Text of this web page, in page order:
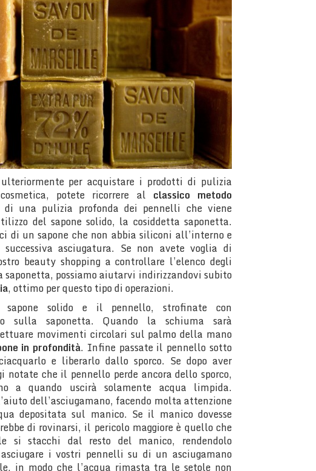
per acquistare i prodotti di pulizia
potete ricorrere al classico metodo
una pulizia profonda dei pennelli che viene
del sapone solido, la cosiddetta saponetta.
di un sapone che non abbia siliconi all’interno e
asciugatura. Se non avete voglia di
beauty shopping a controllare l’elenco degli
saponetta, possiamo aiutarvi indirizzandovi subito
, ottimo per questo tipo di operazioni.
solido e il pennello, strofinate con
sulla saponetta. Quando la schiuma sarà
movimenti circolari sul palmo della mano
in profondità. Infine passate il pennello sotto
e liberarlo dallo sporco. Se dopo aver
notate che il pennello perde ancora dello sporco,
a quando uscirà solamente acqua limpida.
dell’asciugamano, facendo molta attenzione
depositata sul manico. Se il manico dovesse
di rovinarsi, il pericolo maggiore è quello che
si stacchi dal resto del manico, rendendolo
i vostri pennelli su di un asciugamano
in modo che l’acqua rimasta tra le setole non